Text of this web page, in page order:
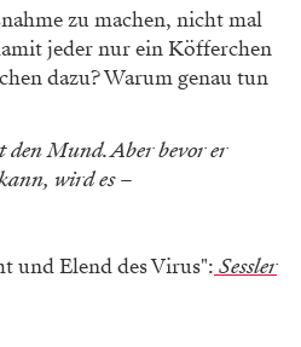
zu machen, nicht mal
jeder nur ein Köfferchen
dazu? Warum genau tun
den Mund. Aber bevor er
wird es –
und Elend des Virus": Sessler